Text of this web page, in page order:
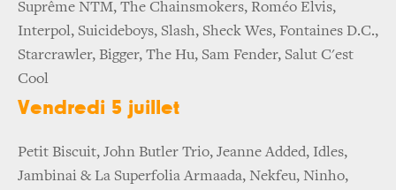
Suprême NTM, The Chainsmokers, Roméo Elvis,
Interpol, Suicideboys, Slash, Sheck Wes, Fontaines D.C.,
Starcrawler, Bigger, The Hu, Sam Fender, Salut C'est
Cool
Vendredi 5 juillet
Petit Biscuit, John Butler Trio, Jeanne Added, Idles,
Jambinai & La Superfolia Armaada, Nekfeu, Ninho,